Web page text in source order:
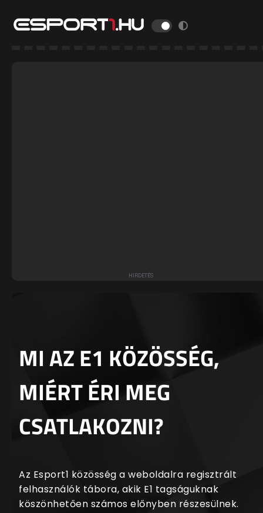
MI AZ E1 KÖZÖSSÉG,
MIÉRT ÉRI MEG
CSATLAKOZNI?
Az Esport1 közösség a weboldalra regisztrált
felhasználók tábora, akik E1 tagságuknak
köszönhetően számos előnyben részesülnek.